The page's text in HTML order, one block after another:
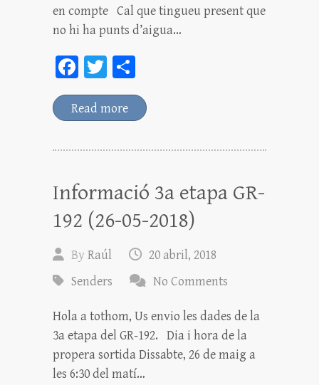
en compte Cal que tingueu present que
no hi ha punts d’aigua…
Fa
ce
bo
T
wi
tt
o
m
rt
ei
x
Read more
Informació 3a etapa GR-
192 (26-05-2018)
ByRaúl
20 abril, 2018
Senders
No Comments
Hola a tothom, Us envio les dades de la
3a etapa del GR-192. Dia i hora de la
propera sortida Dissabte, 26 de maig a
les 6:30 del matí…